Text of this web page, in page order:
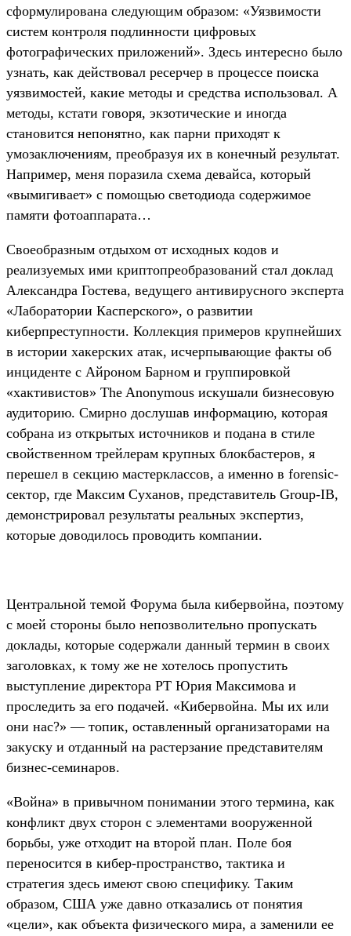
сформулирована следующим образом: «Уязвимости
систем контроля подлинности цифровых
фотографических приложений». Здесь интересно было
узнать, как действовал ресерчер в процессе поиска
уязвимостей, какие методы и средства использовал. А
методы, кстати говоря, экзотические и иногда
становится непонятно, как парни приходят к
умозаключениям, преобразуя их в конечный результат.
Например, меня поразила схема девайса, который
«вымигивает» с помощью светодиода содержимое
памяти фотоаппарата…
Своеобразным отдыхом от исходных кодов и
реализуемых ими криптопреобразований стал доклад
Александра Гостева, ведущего антивирусного эксперта
«Лаборатории Касперского», о развитии
киберпреступности. Коллекция примеров крупнейших
в истории хакерских атак, исчерпывающие факты об
инциденте с Айроном Барном и группировкой
«хактивистов» The Anonymous искушали бизнесовую
аудиторию. Смирно дослушав информацию, которая
собрана из открытых источников и подана в стиле
свойственном трейлерам крупных блокбастеров, я
перешел в секцию мастерклассов, а именно в forensic-
сектор, где Максим Суханов, представитель Group-IB,
демонстрировал результаты реальных экспертиз,
которые доводилось проводить компании.
Центральной темой Форума была кибервойна, поэтому
с моей стороны было непозволительно пропускать
доклады, которые содержали данный термин в своих
заголовках, к тому же не хотелось пропустить
выступление директора PT Юрия Максимова и
проследить за его подачей. «Кибервойна. Мы их или
они нас?» — топик, оставленный организаторами на
закуску и отданный на растерзание представителям
бизнес-семинаров.
«Война» в привычном понимании этого термина, как
конфликт двух сторон с элементами вооруженной
борьбы, уже отходит на второй план. Поле боя
переносится в кибер-пространство, тактика и
стратегия здесь имеют свою специфику. Таким
образом, США уже давно отказались от понятия
«цели», как объекта физического мира, а заменили ее